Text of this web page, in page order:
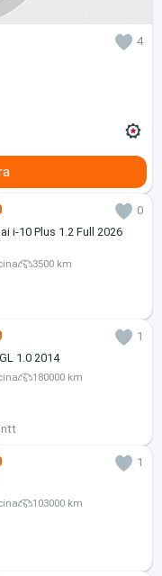
4
0
i-10 Plus 1.2 Full 2026
3500 km
1
1.0 2014
180000 km
1
103000 km